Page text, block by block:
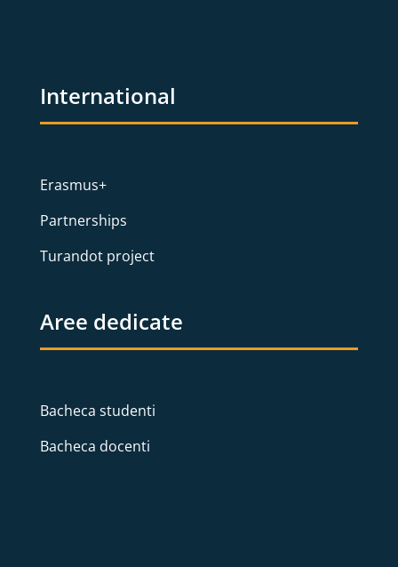
International
Erasmus+
Partnerships
Turandot project
Aree dedicate
Bacheca studenti
Bacheca docenti